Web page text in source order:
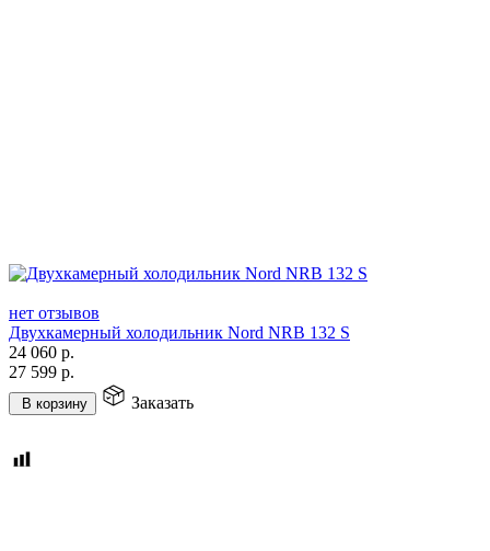
нет отзывов
Двухкамерный холодильник Nord NRB 132 S
24 060 р.
27 599 р.
В корзину Заказать